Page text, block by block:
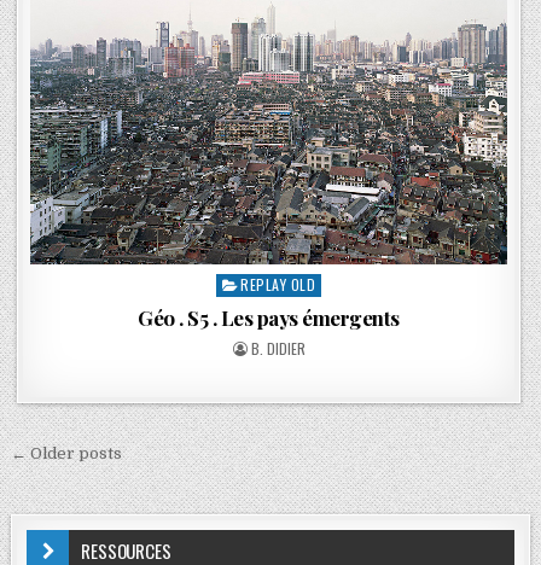
REPLAY OLD
Géo . S5 . Les pays émergents
B. DIDIER
← Older posts
RESSOURCES